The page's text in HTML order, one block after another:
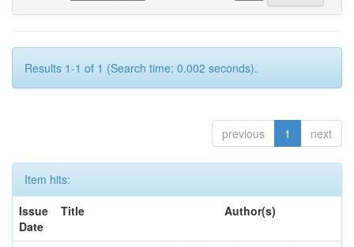
Results 1-1 of 1 (Search time: 0.002 seconds).
previous 1 next
Item hits:
Issue
Date
Title Author(s)